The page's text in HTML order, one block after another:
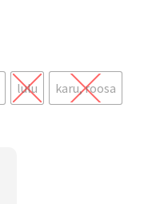
lulu karu, roosa